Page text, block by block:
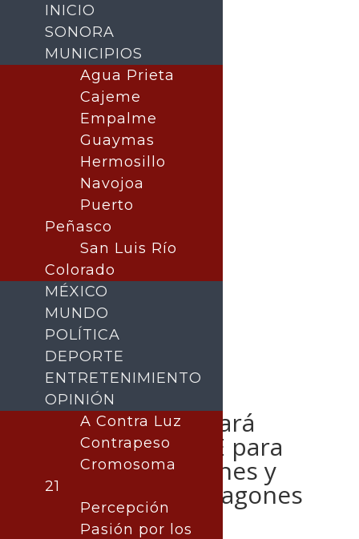
Ayuntamiento dará
facilidades a CFE para
realizar inversiones y
prevenir más apagones
en Hermosillo
INICIO
SONORA
MUNICIPIOS
Agua Prieta
Cajeme
Empalme
Guaymas
Hermosillo
Navojoa
Puerto
Peñasco
San Luis Río
Colorado
MÉXICO
MUNDO
POLÍTICA
DEPORTE
ENTRETENIMIENTO
OPINIÓN
A Contra Luz
Contrapeso
Cromosoma
21
Percepción
Pasión por los